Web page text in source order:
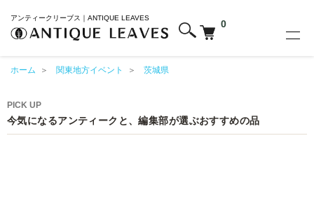
アンティークリーブス｜ANTIQUE LEAVES
0
ホーム ＞ 関東地方イベント ＞ 茨城県
PICK UP
今気になるアンティークと、編集部が選ぶおすすめの品